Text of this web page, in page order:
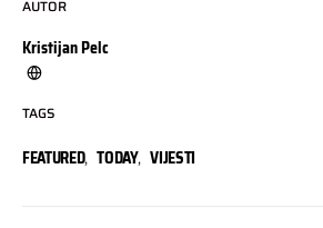
AUTOR
Kristijan Pelc
TAGS
FEATURED, TODAY, VIJESTI